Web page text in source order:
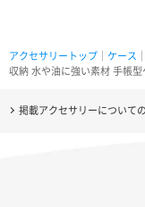
アクセサリートップ ケース
収納 水や油に強い素材 手帳型
掲載アクセサリーについて